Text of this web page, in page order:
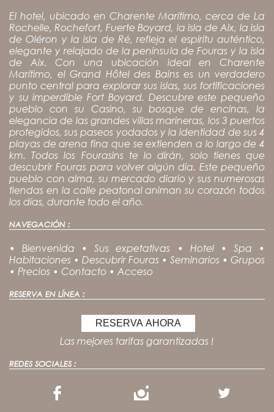
El hotel, ubicado en Charente Marítimo, cerca de La
Rochelle, Rochefort, Fuerte Boyard, la isla de Aix, la isla
de Oléron y la isla de Ré, refleja el espíritu auténtico,
elegante y relajado de la península de Fouras y la isla
de Aix. Con una ubicación ideal en Charente
Marítimo, el Grand Hôtel des Bains es un verdadero
punto central para explorar sus islas, sus fortificaciones
y su imperdible Fort Boyard. Descubre este pequeño
pueblo con su Casino, su bosque de encinas, la
elegancia de las grandes villas marineras, los 3 puertos
protegidos, sus paseos yodados y la identidad de sus 4
playas de arena fina que se extienden a lo largo de 4
km. Todos los Fourasins te lo dirán, solo tienes que
descubrir Fouras para volver algún día. Este pequeño
pueblo con alma, su mercado diario y sus numerosas
tiendas en la calle peatonal animan su corazón todos
los días, durante todo el año.
NAVEGACIÓN :
•Bienvenida •Sus expetativas • Hotel • Spa •
Habitaciones • Descubrir Fouras • Seminarios • Grupos
• Precios • Contacto • Acceso
RESERVA EN LÍNEA :
RESERVA AHORA
Las mejores tarifas garantizadas !
REDES SOCIALES :